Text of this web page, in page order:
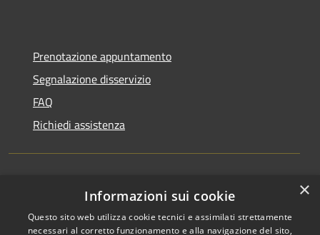
Prenotazione appuntamento
Segnalazione disservizio
FAQ
Richiedi assistenza
Amministrazione trasparente
Informativa privacy
×
Informazioni sui cookie
Questo sito web utilizza cookie tecnici e assimilati strettamente
necessari al corretto funzionamento e alla navigazione del sito,